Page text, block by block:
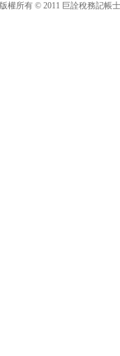
版權所有 © 2011 巨詮稅務記帳